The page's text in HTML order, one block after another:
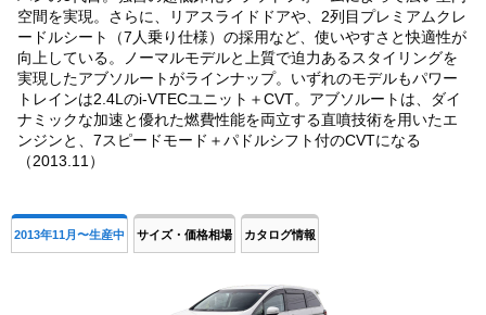
空間を実現。さらに、リアスライドドアや、2列目プレミアムクレ
ードルシート（7人乗り仕様）の採用など、使いやすさと快適性が
向上している。ノーマルモデルと上質で迫力あるスタイリングを
実現したアブソルートがラインナップ。いずれのモデルもパワー
トレインは2.4Lのi-VTECユニット＋CVT。アブソルートは、ダイ
ナミックな加速と優れた燃費性能を両立する直噴技術を用いたエ
ンジンと、7スピードモード＋パドルシフト付のCVTになる
（2013.11）
2013年11月〜生産中 サイズ・価格相場 カタログ情報